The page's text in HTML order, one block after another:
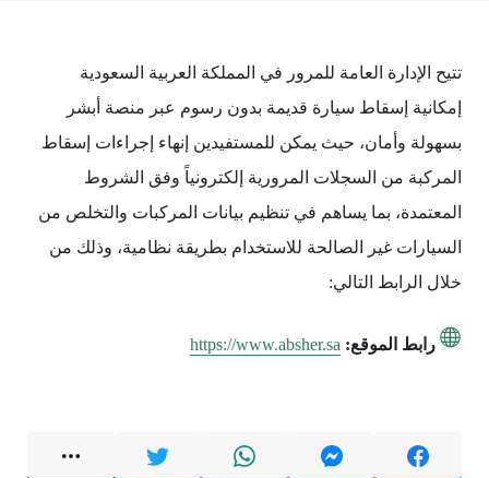
تتيح الإدارة العامة للمرور في المملكة العربية السعودية
إمكانية إسقاط سيارة قديمة بدون رسوم عبر منصة أبشر
بسهولة وأمان، حيث يمكن للمستفيدين إنهاء إجراءات إسقاط
المركبة من السجلات المرورية إلكترونياً وفق الشروط
المعتمدة، بما يساهم في تنظيم بيانات المركبات والتخلص من
السيارات غير الصالحة للاستخدام بطريقة نظامية، وذلك من
خلال الرابط التالي:
رابط الموقع: https://www.absher.sa